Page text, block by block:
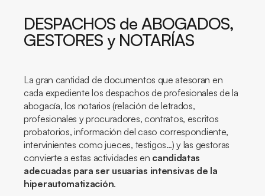
DESPACHOS de ABOGADOS,
GESTORES y NOTARÍAS
La gran cantidad de documentos que atesoran en
cada expediente los despachos de profesionales de la
abogacía, los notarios (relación de letrados,
profesionales y procuradores, contratos, escritos
probatorios, información del caso correspondiente,
intervinientes como jueces, testigos…) y las gestoras
convierte a estas actividades en candidatas
adecuadas para ser usuarias intensivas de la
hiperautomatización.